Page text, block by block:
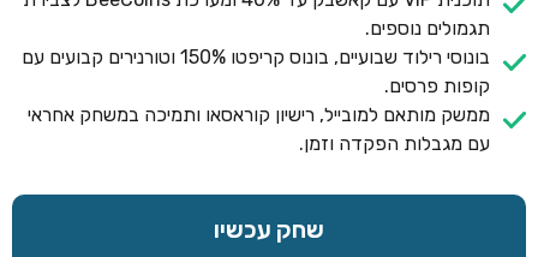
תגמולים נוספים.
בונוסי רילוד שבועיים, בונוס קריפטו 150% וטורנירים קבועים עם
קופות פרסים.
ממשק מותאם למובייל, רישיון קוראסאו ותמיכה במשחק אחראי
עם מגבלות הפקדה וזמן.
שחק עכשיו